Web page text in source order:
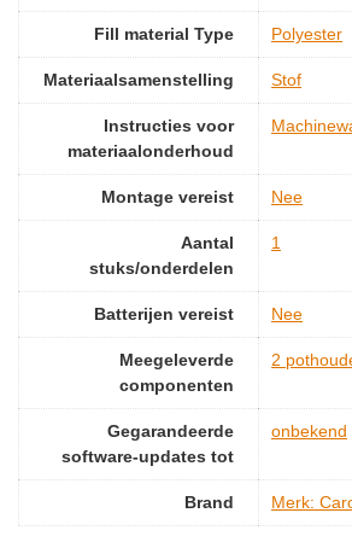
Fill material Type ‎Polyester
Materiaalsamenstelling ‎Stof
Instructies voor
materiaalonderhoud
Montage vereist ‎Nee
Aantal
stuks/onderdelen
‎1
Batterijen vereist ‎Nee
Meegeleverde
componenten
‎2
Gegarandeerde
software-updates tot
‎onbekend
Brand Merk: